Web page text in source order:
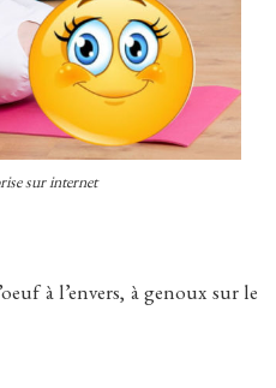
sur internet
à l’envers, à genoux sur le